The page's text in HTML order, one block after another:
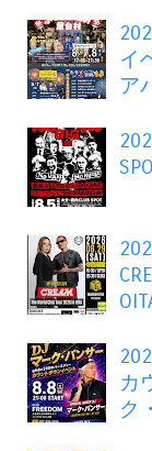
イ
ア
カ
ク